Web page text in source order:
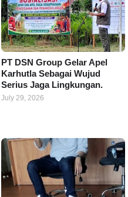
PT DSN Group Gelar Apel
Karhutla Sebagai Wujud
Serius Jaga Lingkungan.
July 29, 2026